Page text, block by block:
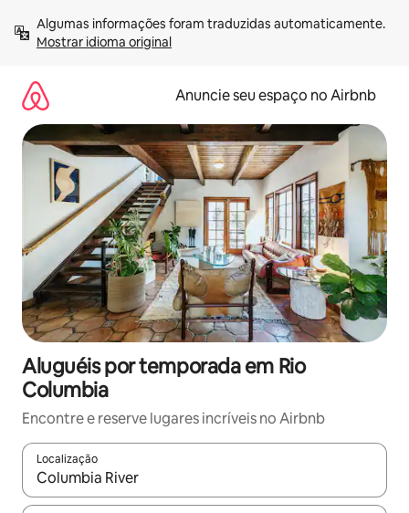
para
Mostrar idioma original
Anuncie seu espaço no Airbnb
Aluguéis por temporada em Rio
Columbia
Encontre e reserve lugares incríveis no Airbnb
Localização
Quando os resultados estiverem disponíveis, explore-os